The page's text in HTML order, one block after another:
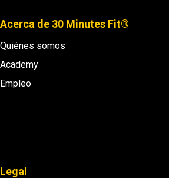
Acerca de 30 Minutes Fit®
Quiénes somos
Academy
Empleo
Legal